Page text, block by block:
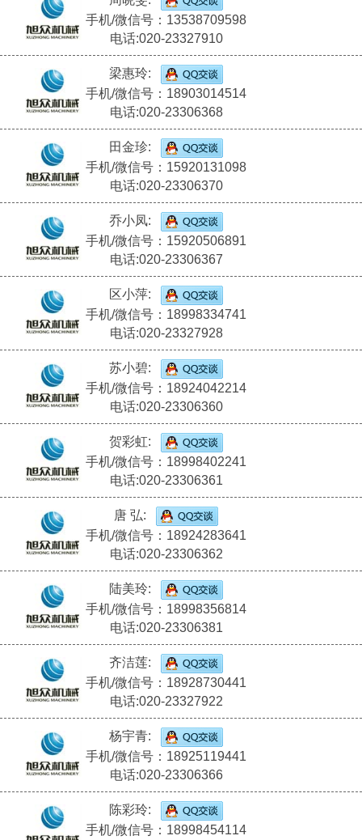
手机/微信号：13538709598
电话:020-23327910
梁惠玲:
手机/微信号：18903014514
电话:020-23306368
田金珍:
手机/微信号：15920131098
电话:020-23306370
乔小凤:
手机/微信号：15920506891
电话:020-23306367
区小萍:
手机/微信号：18998334741
电话:020-23327928
苏小碧:
手机/微信号：18924042214
电话:020-23306360
贺彩虹:
手机/微信号：18998402241
电话:020-23306361
唐 弘:
手机/微信号：18924283641
电话:020-23306362
陆美玲:
手机/微信号：18998356814
电话:020-23306381
齐洁莲:
手机/微信号：18928730441
电话:020-23327922
杨宇青:
手机/微信号：18925119441
电话:020-23306366
陈彩玲:
手机/微信号：18998454114